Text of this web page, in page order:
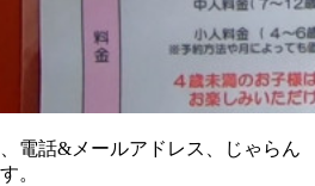
電話&メールアドレス、じゃらん
。